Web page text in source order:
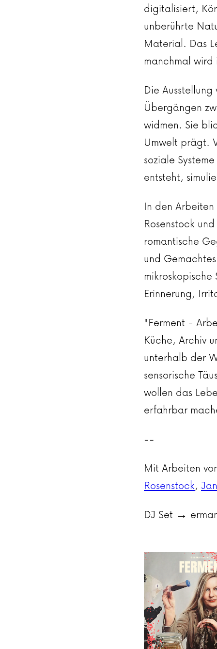
digitalisiert,
unberührte
Material. Das
manchmal
Die
Übergängen
widmen. Sie
Umwelt prägt.
soziale
entsteht,
In den
Rosenstock
romantische
und
Erinnerung,
"Ferment -
Küche, Archiv
unterhalb der
sensorische
wollen das
erfahrbar
--
Mit Arbeiten
Rosenstock,
DJ Set →